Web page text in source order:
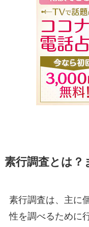
素行調査とは？
素行調査は、主に
性を調べるために